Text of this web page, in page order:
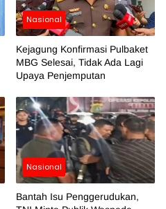
Nasional
Kejagung Konfirmasi Pulbaket
MBG Selesai, Tidak Ada Lagi
Upaya Penjemputan
Nasional
Bantah Isu Penggerudukan,